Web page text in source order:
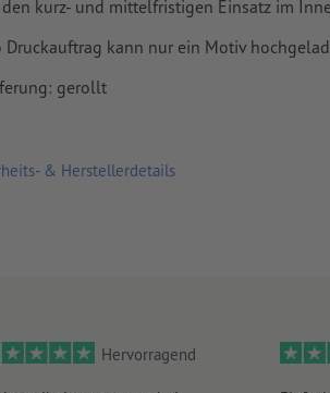
und Satzfehler werden von uns
kurz- und mittelfristigen Einsatz im
Druckauftrag kann nur ein Motiv
gerollt
& Herstellerdetails
Hervorragend